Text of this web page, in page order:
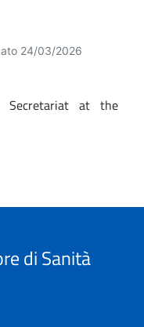
24/03/2026
Secretariat at the
di Sanità